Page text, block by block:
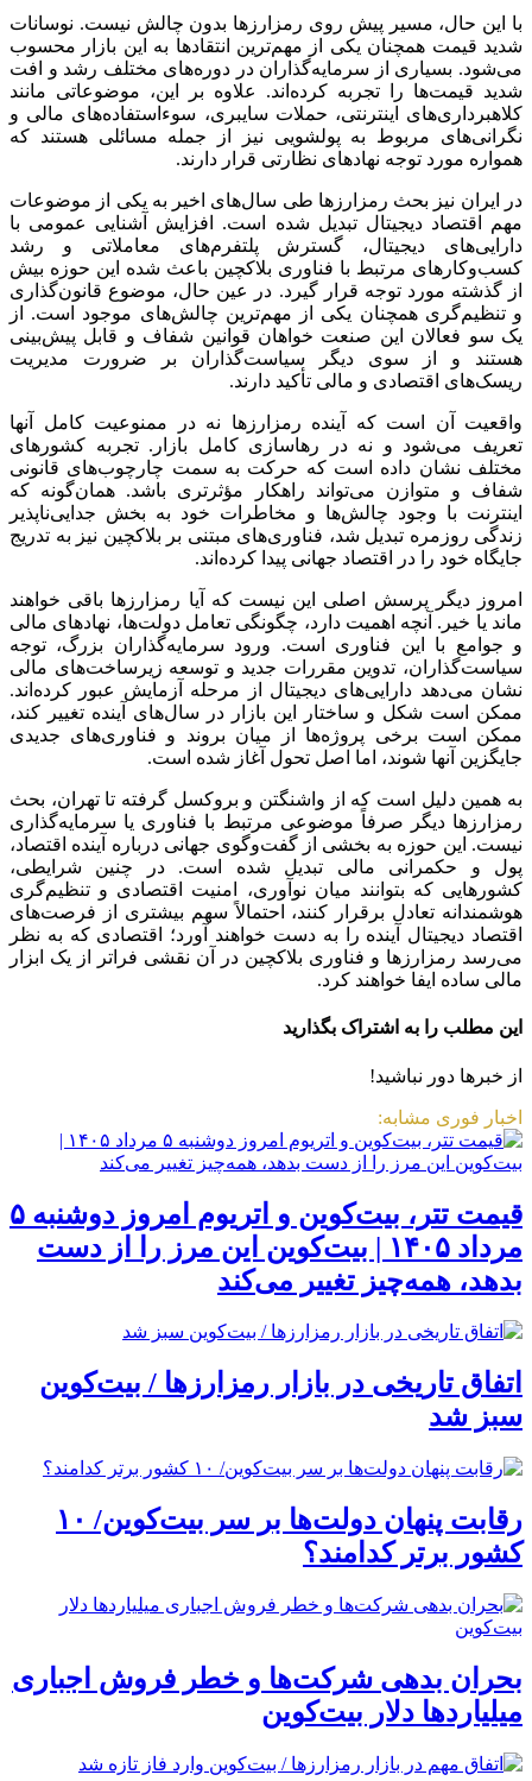
با این حال، مسیر پیش روی رمزارزها بدون چالش نیست. نوسانات
شدید قیمت همچنان یکی از مهم‌ترین انتقادها به این بازار محسوب
می‌شود. بسیاری از سرمایه‌گذاران در دوره‌های مختلف رشد و افت
شدید قیمت‌ها را تجربه کرده‌اند. علاوه بر این، موضوعاتی مانند
کلاهبرداری‌های اینترنتی، حملات سایبری، سوءاستفاده‌های مالی و
نگرانی‌های مربوط به پولشویی نیز از جمله مسائلی هستند که
همواره مورد توجه نهادهای نظارتی قرار دارند.
در ایران نیز بحث رمزارزها طی سال‌های اخیر به یکی از موضوعات
مهم اقتصاد دیجیتال تبدیل شده است. افزایش آشنایی عمومی با
دارایی‌های دیجیتال، گسترش پلتفرم‌های معاملاتی و رشد
کسب‌وکارهای مرتبط با فناوری بلاکچین باعث شده این حوزه بیش
از گذشته مورد توجه قرار گیرد. در عین حال، موضوع قانون‌گذاری
و تنظیم‌گری همچنان یکی از مهم‌ترین چالش‌های موجود است. از
یک سو فعالان این صنعت خواهان قوانین شفاف و قابل پیش‌بینی
هستند و از سوی دیگر سیاست‌گذاران بر ضرورت مدیریت
ریسک‌های اقتصادی و مالی تأکید دارند.
واقعیت آن است که آینده رمزارزها نه در ممنوعیت کامل آنها
تعریف می‌شود و نه در رهاسازی کامل بازار. تجربه کشورهای
مختلف نشان داده است که حرکت به سمت چارچوب‌های قانونی
شفاف و متوازن می‌تواند راهکار مؤثرتری باشد. همان‌گونه که
اینترنت با وجود چالش‌ها و مخاطرات خود به بخش جدایی‌ناپذیر
زندگی روزمره تبدیل شد، فناوری‌های مبتنی بر بلاکچین نیز به تدریج
جایگاه خود را در اقتصاد جهانی پیدا کرده‌اند.
امروز دیگر پرسش اصلی این نیست که آیا رمزارزها باقی خواهند
ماند یا خیر. آنچه اهمیت دارد، چگونگی تعامل دولت‌ها، نهادهای مالی
و جوامع با این فناوری است. ورود سرمایه‌گذاران بزرگ، توجه
سیاست‌گذاران، تدوین مقررات جدید و توسعه زیرساخت‌های مالی
نشان می‌دهد دارایی‌های دیجیتال از مرحله آزمایش عبور کرده‌اند.
ممکن است شکل و ساختار این بازار در سال‌های آینده تغییر کند،
ممکن است برخی پروژه‌ها از میان بروند و فناوری‌های جدیدی
جایگزین آنها شوند، اما اصل تحول آغاز شده است.
به همین دلیل است که از واشنگتن و بروکسل گرفته تا تهران، بحث
رمزارزها دیگر صرفاً موضوعی مرتبط با فناوری یا سرمایه‌گذاری
نیست. این حوزه به بخشی از گفت‌وگوی جهانی درباره آینده اقتصاد،
پول و حکمرانی مالی تبدیل شده است. در چنین شرایطی،
کشورهایی که بتوانند میان نوآوری، امنیت اقتصادی و تنظیم‌گری
هوشمندانه تعادل برقرار کنند، احتمالاً سهم بیشتری از فرصت‌های
اقتصاد دیجیتال آینده را به دست خواهند آورد؛ اقتصادی که به نظر
می‌رسد رمزارزها و فناوری بلاکچین در آن نقشی فراتر از یک ابزار
مالی ساده ایفا خواهند کرد.
این مطلب را به اشتراک بگذارید
از خبرها دور نباشید!
اخبار فوری مشابه:
قیمت تتر، بیت‌کوین و اتریوم امروز دوشنبه ۵
مرداد ۱۴۰۵ | بیت‌کوین این مرز را از دست
بدهد، همه‌چیز تغییر می‌کند
اتفاق تاریخی در بازار رمزارزها / بیت‌کوین
سبز شد
رقابت پنهان دولت‌ها بر سر بیت‌کوین/ ۱۰
کشور برتر کدامند؟
بحران بدهی شرکت‌ها و خطر فروش اجباری
میلیاردها دلار بیت‌کوین